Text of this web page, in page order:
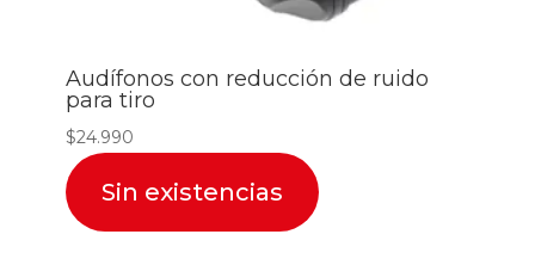
Audífonos con reducción de ruido
para tiro
$24.990
Sin existencias